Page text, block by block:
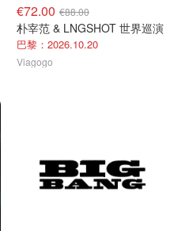
€72.00 €88.00
朴宰范 & LNGSHOT 世界巡演
巴黎：2026.10.20
Viagogo